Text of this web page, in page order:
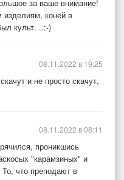
за ваше внимание!
коней в
культ. ..:-)
и не просто скачут,
08.11.2022 в 19:25
проникшись
"карамзиных" и
То, что преподают в
08.11.2022 в 08:11